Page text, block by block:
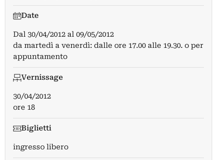
Date
Dal 30/04/2012 al 09/05/2012
da martedì a venerdì: dalle ore 17.00 alle 19.30. o per
appuntamento
Vernissage
30/04/2012
ore 18
Biglietti
ingresso libero